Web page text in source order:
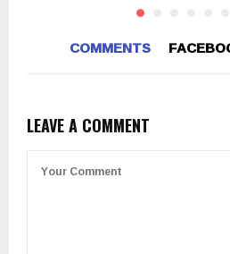
COMMENTS
LEAVE A COMMENT